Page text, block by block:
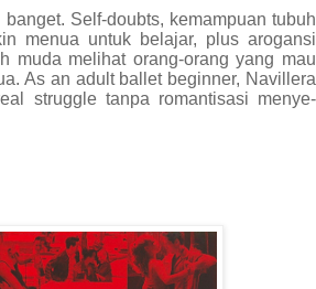
Self-doubts, kemampuan tubuh
menua untuk belajar, plus arogansi
muda melihat orang-orang yang mau
As an adult ballet beginner, Navillera
struggle tanpa romantisasi menye-